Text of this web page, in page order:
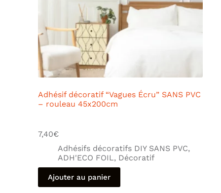
Adhésif décoratif “Vagues Écru” SANS PVC
– rouleau 45x200cm
7,40€
Adhésifs décoratifs DIY SANS PVC,
ADH'ECO FOIL, Décoratif
Ajouter au panier